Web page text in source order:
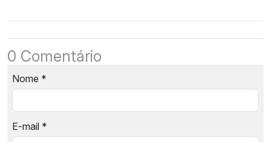
0 Comentário
Nome *
E-mail *